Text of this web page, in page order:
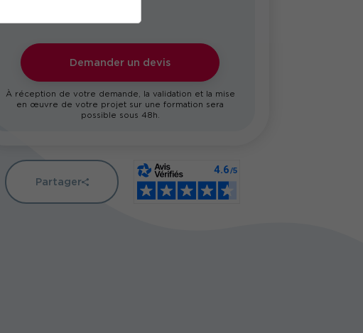
Demander un devis
À réception de votre demande, la validation et la mise
en œuvre de votre projet sur une formation sera
possible sous 48h.
Partager